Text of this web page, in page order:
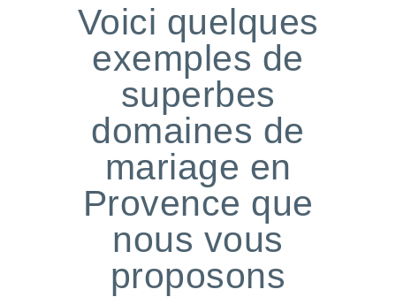
Voici quelques
exemples de
superbes
domaines de
mariage en
Provence que
nous vous
proposons